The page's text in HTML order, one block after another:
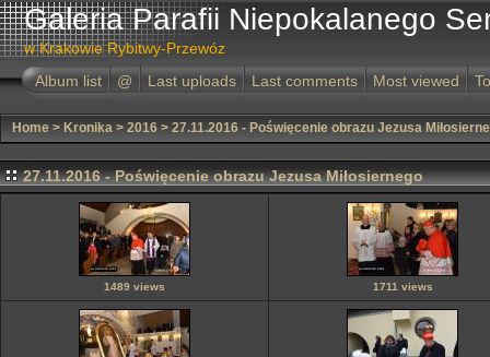
Galeria Parafii Niepokalanego
w Krakowie Rybitwy-Przewóz
Album list
@ Last uploads Last comments Most viewed
Home > Kronika > 2016 > 27.11.2016 - Poświęcenie obrazu Jezusa
27.11.2016 - Poświęcenie obrazu Jezusa Miłosiernego
1489 views 1711 views